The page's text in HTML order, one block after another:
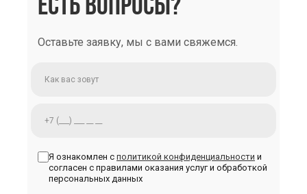
Оставьте заявку, мы с вами свяжемся.
Я ознакомлен с политикой конфиденциальности и
согласен с правилами оказания услуг и обработкой
персональных данных